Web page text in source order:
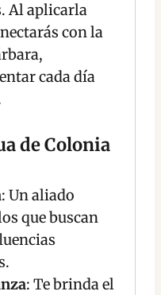
Al aplicarla
con la
cada día
de Colonia
: Un aliado
que buscan
: Te brinda el